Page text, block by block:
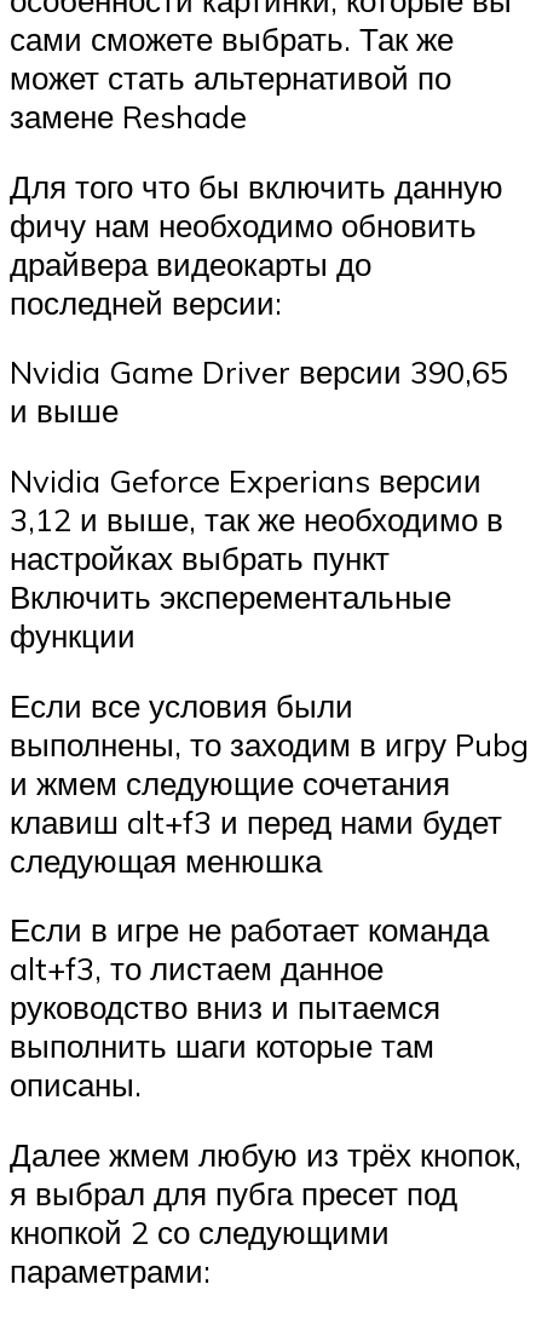
сами сможете выбрать. Так же
может стать альтернативой по
замене Reshade
Для того что бы включить данную
фичу нам необходимо обновить
драйвера видеокарты до
последней версии:
Nvidia Game Driver версии 390,65
и выше
Nvidia Geforce Experians версии
3,12 и выше, так же необходимо в
настройках выбрать пункт
Включить эксперементальные
функции
Если все условия были
выполнены, то заходим в игру Pubg
и жмем следующие сочетания
клавиш alt+f3 и перед нами будет
следующая менюшка
Если в игре не работает команда
alt+f3, то листаем данное
руководство вниз и пытаемся
выполнить шаги которые там
описаны.
Далее жмем любую из трёх кнопок,
я выбрал для пубга пресет под
кнопкой 2 со следующими
параметрами: